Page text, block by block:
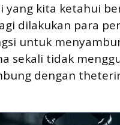
yang kita ketahui
dilakukan para
untuk
sekali tidak
dengan